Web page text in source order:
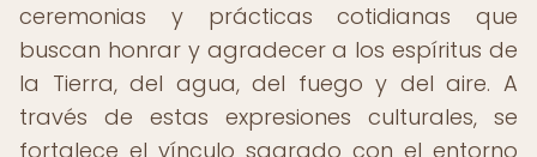
ceremonias y prácticas cotidianas que
buscan honrar y agradecer a los espíritus de
la Tierra, del agua, del fuego y del aire. A
través de estas expresiones culturales, se
fortalece el vínculo sagrado con el entorno